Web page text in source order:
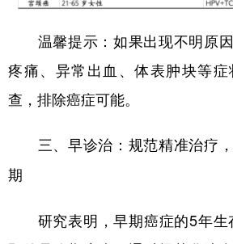
温馨提示：如果出现不明原
疼痛、异常出血、体表肿块等
查，排除癌症可能。
三、早诊治：规范精准治疗
期
研究表明，早期癌症的5年生